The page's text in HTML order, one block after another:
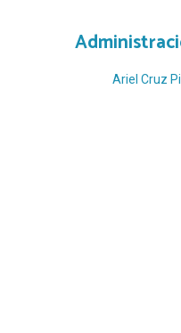
Ariel Cruz